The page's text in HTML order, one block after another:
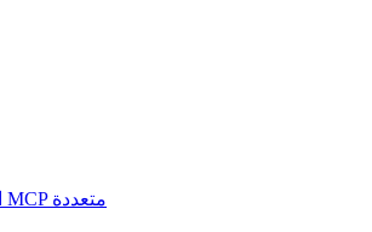
الاتصال بخوادم MCP متعددة